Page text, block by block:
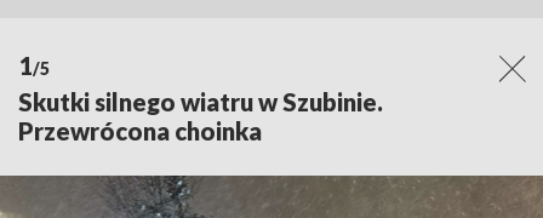
1/5
Skutki silnego wiatru w Szubinie.
Przewrócona choinka